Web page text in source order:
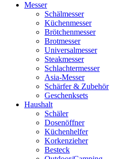
Messer
Schälmesser
Küchenmesser
Brötchenmesser
Brotmesser
Universalmesser
Steakmesser
Schlachtermesser
Asia-Messer
Schärfer & Zubehör
Geschenksets
Haushalt
Schäler
Dosenöffner
Küchenhelfer
Korkenzieher
Besteck